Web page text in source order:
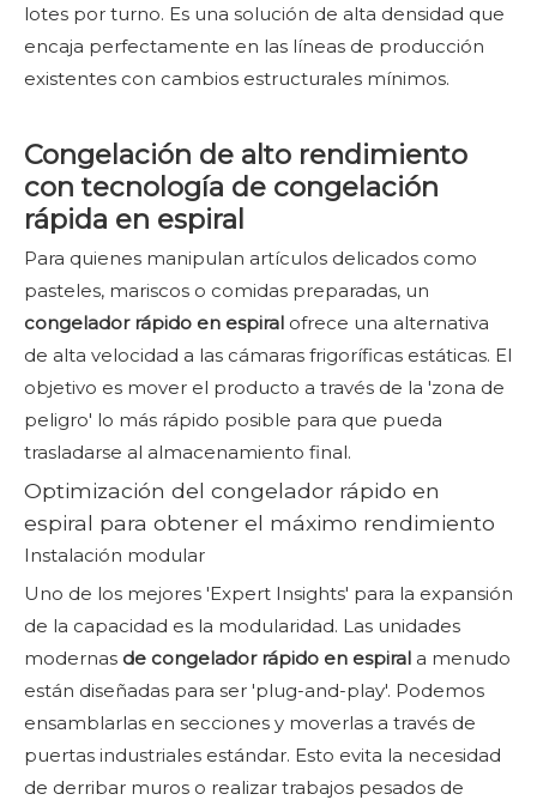
lotes por turno. Es una solución de alta densidad que
encaja perfectamente en las líneas de producción
existentes con cambios estructurales mínimos.
Congelación de alto rendimiento
con tecnología de congelación
rápida en espiral
Para quienes manipulan artículos delicados como
pasteles, mariscos o comidas preparadas, un
congelador rápido en espiral ofrece una alternativa
de alta velocidad a las cámaras frigoríficas estáticas. El
objetivo es mover el producto a través de la 'zona de
peligro' lo más rápido posible para que pueda
trasladarse al almacenamiento final.
Optimización del congelador rápido en
espiral para obtener el máximo rendimiento
Instalación modular
Uno de los mejores 'Expert Insights' para la expansión
de la capacidad es la modularidad. Las unidades
modernas de congelador rápido en espiral a menudo
están diseñadas para ser 'plug-and-play'. Podemos
ensamblarlas en secciones y moverlas a través de
puertas industriales estándar. Esto evita la necesidad
de derribar muros o realizar trabajos pesados ​​de